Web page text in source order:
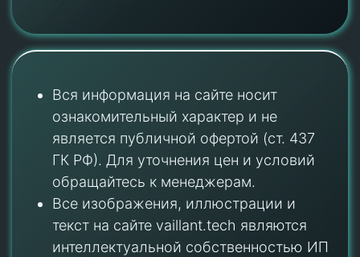
Вся информация на сайте носит
ознакомительный характер и не
является публичной офертой (ст. 437
ГК РФ). Для уточнения цен и условий
обращайтесь к менеджерам.
Все изображения, иллюстрации и
текст на сайте vaillant.tech являются
интеллектуальной собственностью ИП